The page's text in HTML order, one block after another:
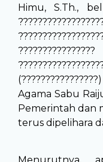
Himu, S.Th.,
????????????????
Agama Sabu
Pemerintah dan
terus dipelihara